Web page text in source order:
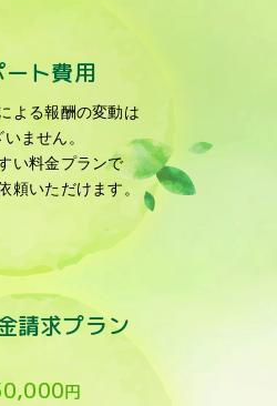
ート費用
よる報酬の変動は
いません。
い料金プランで
頼いただけます。
請求プラン
円